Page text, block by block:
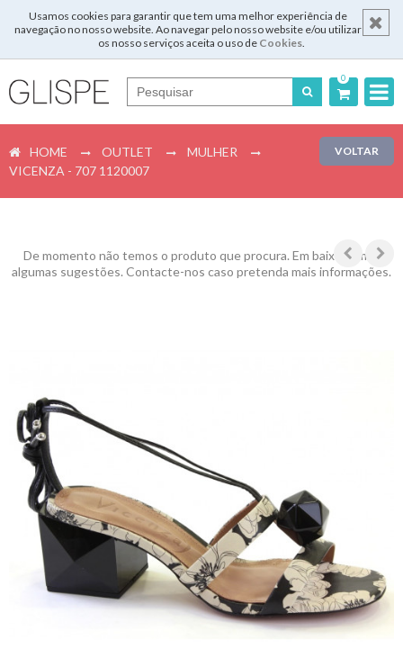
Usamos cookies para garantir que tem uma melhor experiência de
navegação no nosso website. Ao navegar pelo nosso website e/ou utilizar
os nosso serviços aceita o uso de Cookies.
0
English
Español
Carrinho
de
Glispe
Mulher
Homem
VOLTAR
HOME OUTLET
MULHER
VICENZA - 707 1120007
De momento não temos o produto que procura. Em baixo temos
algumas sugestões. Contacte-nos caso pretenda mais informações.